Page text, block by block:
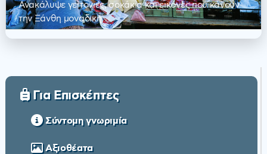
Ανακάλυψε γειτονιές, σοκάκια και εικόνες που κάνουν
την Ξάνθη μοναδική
Για Επισκέπτες
Σύντομη γνωριμία
Αξιοθέατα